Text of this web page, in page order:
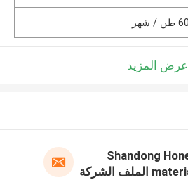
/ شهر
عرض المزيد
Shandong
material co.,Ltd الملف الشركة